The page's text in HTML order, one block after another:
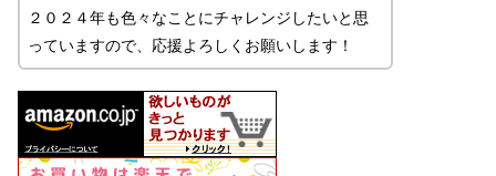
２０２４年も色々なことにチャレンジしたいと思
っていますので、応援よろしくお願いします！